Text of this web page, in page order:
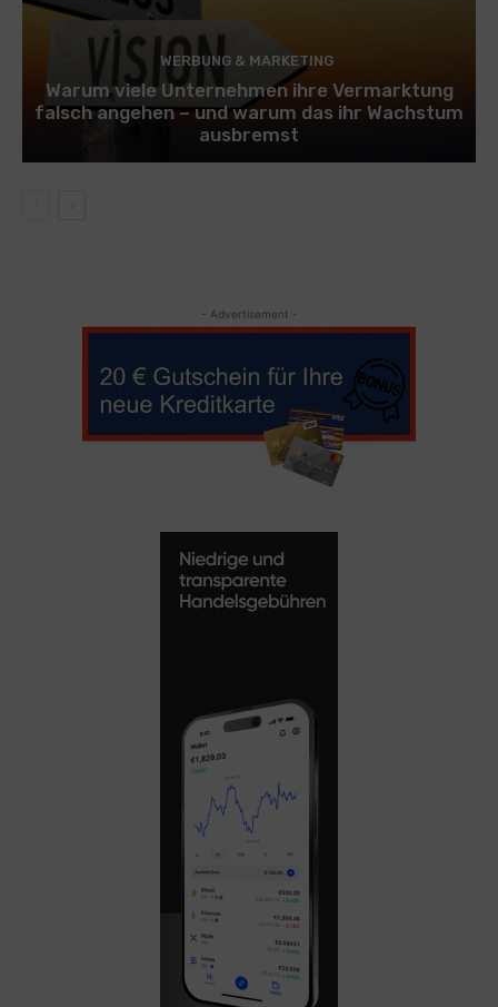
WERBUNG & MARKETING
Warum viele Unternehmen ihre Vermarktung
falsch angehen – und warum das ihr Wachstum
ausbremst
- Advertisement -